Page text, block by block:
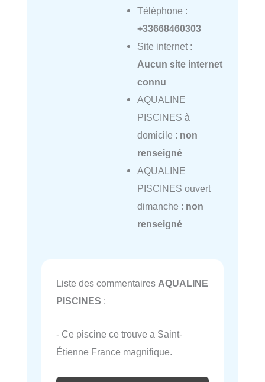
Téléphone :
+33668460303
Site internet :
Aucun site internet
connu
AQUALINE
PISCINES à
domicile : non
renseigné
AQUALINE
PISCINES ouvert
dimanche : non
renseigné
Liste des commentaires AQUALINE
PISCINES :
- Ce piscine ce trouve a Saint-
Étienne France magnifique.